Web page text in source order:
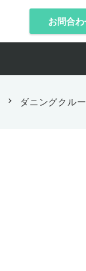
お問合
chevron_right ダニングクル